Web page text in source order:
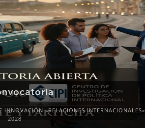
«RELACIONES INTERNACIONALES»
2028